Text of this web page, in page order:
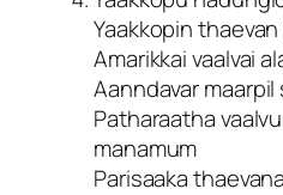
Yaakkopin
Amarikkai vaalvai
Aanndavar
Patharaatha
manamum
Parisaaka